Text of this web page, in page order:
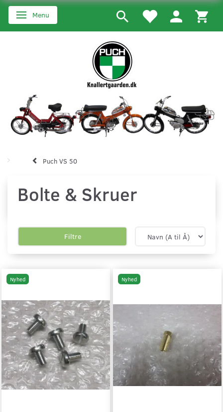
Skifte navigation
Menu
Puch VS 50
Bolte & Skruer
Filtre
Nyhed Nyhed